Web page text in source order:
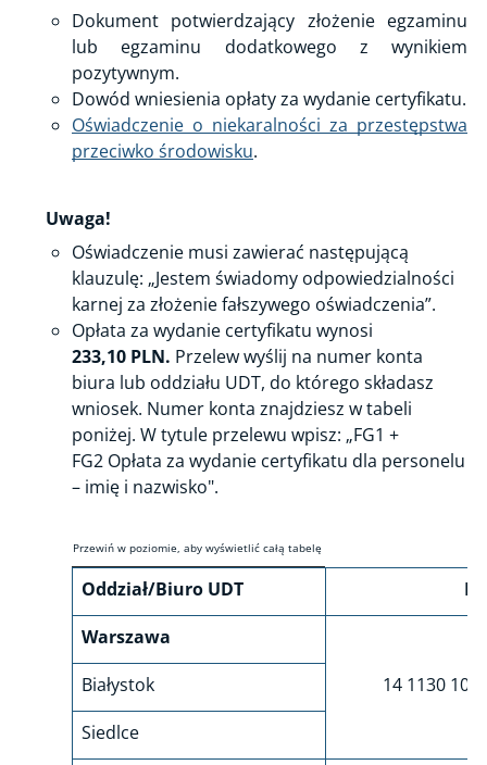
Dokument potwierdzający złożenie egzaminu
lub egzaminu dodatkowego z wynikiem
pozytywnym.
Dowód wniesienia opłaty za wydanie certyfikatu.
Oświadczenie o niekaralności za przestępstwa
przeciwko środowisku.
Uwaga!
Oświadczenie musi zawierać następującą
klauzulę: „Jestem świadomy odpowiedzialności
karnej za złożenie fałszywego oświadczenia”.
Opłata za wydanie certyfikatu wynosi
233,10 PLN. Przelew wyślij na numer konta
biura lub oddziału UDT, do którego składasz
wniosek. Numer konta znajdziesz w tabeli
poniżej. W tytule przelewu wpisz: „FG1 +
FG2 Opłata za wydanie certyfikatu dla personelu
– imię i nazwisko".
Oddział/Biuro UDT
Warszawa
14 1130
Białystok
Siedlce